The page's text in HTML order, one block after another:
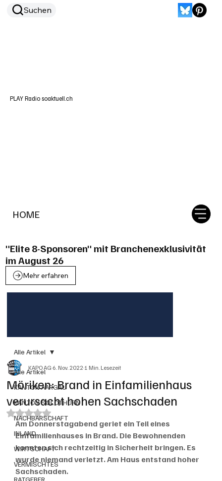
HOME
Suchen
PLAY Radio soaktuell.ch
"Elite 8-Sponsoren" mit Branchenexklusivität
im August 26
Mehr erfahren
Alle Artikel
KANTON AARGAU
KANTON SOLOTHURN
NACHBARSCHAFT
INLAND
WIRTSCHAFT
VERMISCHTES
Alle Artikel
Möriken: Brand in Einfamilienhaus
verursacht hohen Sachschaden
KAPO AG6. Nov. 20221 Min. Lesezeit
Mit NaN von 5 Sternen bewertet.
Am Donnerstagabend geriet ein Teil eines
Einfamilienhauses in Brand. Die Bewohnenden
konnten sich rechtzeitig in Sicherheit bringen. Es
wurde niemand verletzt. Am Haus entstand hoher
Sachschaden.